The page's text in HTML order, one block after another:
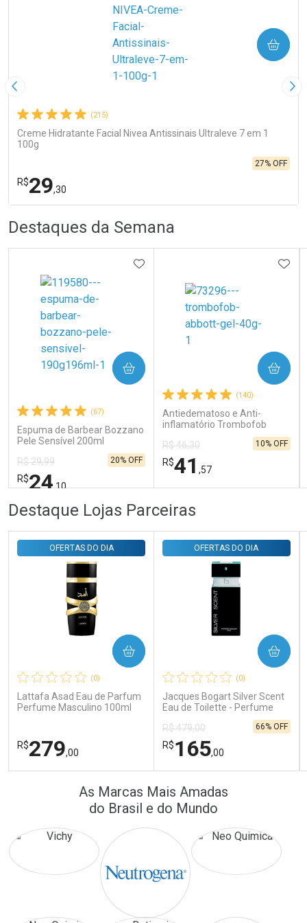
Imagem Anterior
(215)
Creme Hidratante Facial Nivea Antissinais Ultraleve 7 em 1
100g
R$29,30
27% OFF
COMPRAR
Laboratório
Ativar Desconto
Comprar sem Desconto
Por R$ 29,30/cada
Por Menos
Comprar sem Desconto
Por R$ 29,30/cada
Destaques da Semana
(67)
Espuma de Barbear Bozzano
Pele Sensível 200ml
R$ 29,99
R$24,10
20% OFF
ADICIONAR AOS FAVORITOS
COMPRAR
FECHAR
Laboratório
Comprar sem Desconto
Por R$ 24,10/cada
FECHAR
Por Menos
Comprar sem Desconto
Por R$ 24,10/cada
(140)
Antiedematoso e Anti-
inflamatório Trombofob
R$ 46,30
R$41 ,57
10% OFF
COMPRAR
Comprar sem Desconto
Por R$ 41,57/cada
Por Menos
Comprar sem Desconto
Por R$ 41,57/cada
Destaque Lojas Parceiras
(0)
Lattafa Asad Eau de Parfum
Perfume Masculino 100ml
OFERTAS DO DIA
R$279,00
COMPRAR
FECHAR
FECHAR
Por Menos
(0)
Jacques Bogart Silver Scent
Eau de Toilette - Perfume
OFERTAS DO DIA
R$ 479,00
R$165,00
66% OFF
COMPRAR
Laboratório
Por Menos
As Marcas Mais Amadas
do Brasil e do Mundo